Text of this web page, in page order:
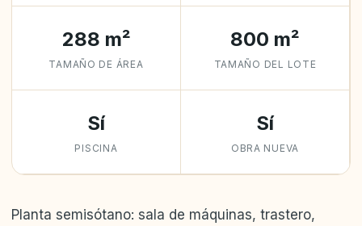
288 m²
TAMAÑO DE ÁREA
800 m²
TAMAÑO DEL LOTE
Sí
PISCINA
Sí
OBRA NUEVA
Planta semisótano: sala de máquinas, trastero,